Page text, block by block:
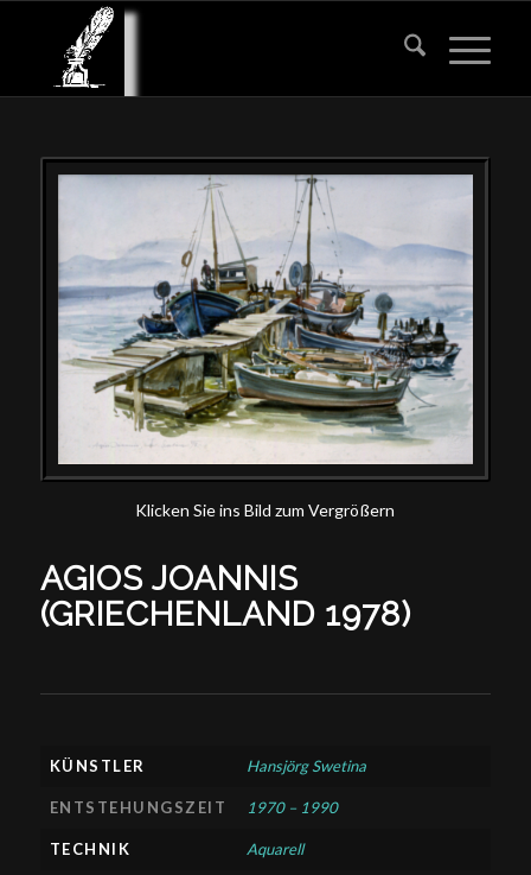
Klicken Sie ins Bild zum Vergrößern
AGIOS JOANNIS
(GRIECHENLAND 1978)
KÜNSTLER Hansjörg Swetina
ENTSTEHUNGSZEIT 1970 – 1990
TECHNIK Aquarell